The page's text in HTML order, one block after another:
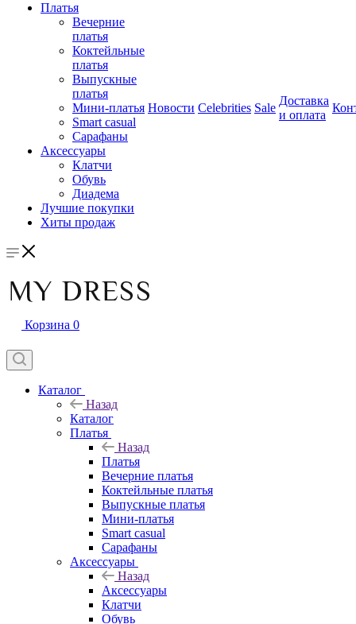
Платья
Вечерние
платья
Коктейльные
платья
Выпускные
платья
Мини-платья
Smart casual
Сарафаны
Аксессуары
Клатчи
Обувь
Диадема
Лучшие покупки
Хиты продаж
Новости Celebrities Sale
Доставка
и оплата
Корзина 0
Каталог
Назад
Каталог
Платья
Назад
Платья
Вечерние платья
Коктейльные платья
Выпускные платья
Мини-платья
Smart casual
Сарафаны
Аксессуары
Назад
Аксессуары
Клатчи
Обувь